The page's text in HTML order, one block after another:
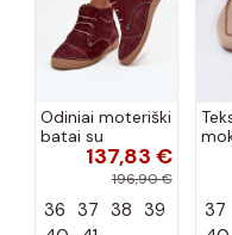
Odiniai moteriški
batai su
siūlėmis, pilies
tipo, Artiker
spalvos
137,83 €
196,90 €
36 37 38 39
37